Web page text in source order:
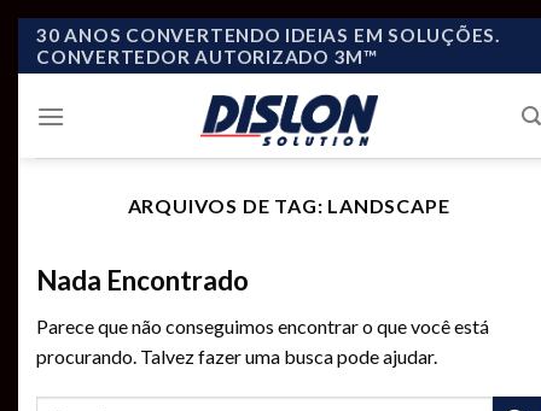
Skip
30 ANOS CONVERTENDO IDEIAS EM SOLUÇÕES.
CONVERTEDOR AUTORIZADO 3M™
ARQUIVOS DE TAG: LANDSCAPE
Nada Encontrado
Parece que não conseguimos encontrar o que você está
procurando. Talvez fazer uma busca pode ajudar.